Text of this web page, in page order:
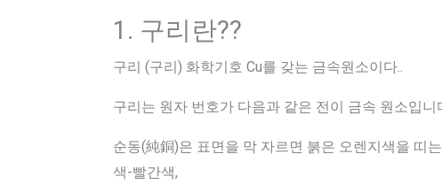
1. 구리란??
구리 (구리) 화학기호 Cu를 갖는 금속원소이다.. ‌
구리는 원자 번호가 다음과 같은 전이 금속 원소입니
순동(純銅)은 표면을 막 자르면 붉은 오렌지색을 띠
색-빨간색,